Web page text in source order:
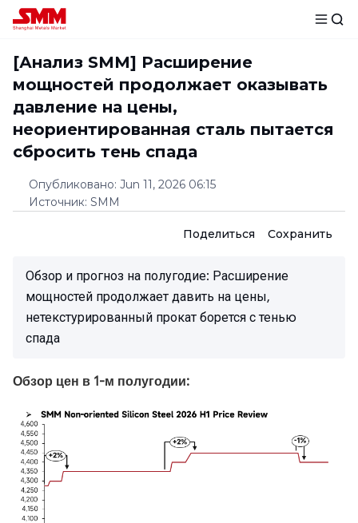
[Анализ SMM] Расширение
мощностей продолжает оказывать
давление на цены,
неориентированная сталь пытается
сбросить тень спада
Опубликовано: Jun 11, 2026 06:15
Источник: SMM
Поделиться Сохранить
Обзор и прогноз на полугодие: Расширение
мощностей продолжает давить на цены,
нетекстурированный прокат борется с тенью
спада
Обзор цен в 1-м полугодии: